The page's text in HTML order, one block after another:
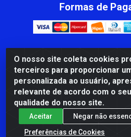
O nosso site coleta cookies
terceiros para proporcionar
personalizada ao usuário,
relevante de acordo com o
qualidade do nosso site.
Aceitar
Negar não
Preferências de Cookies
Formas de
CBP MACEDO COMERCIO PEÇAS
Miranda Madureira, 1249 -
Itapemirim/ES - CEP 29.311-310 -